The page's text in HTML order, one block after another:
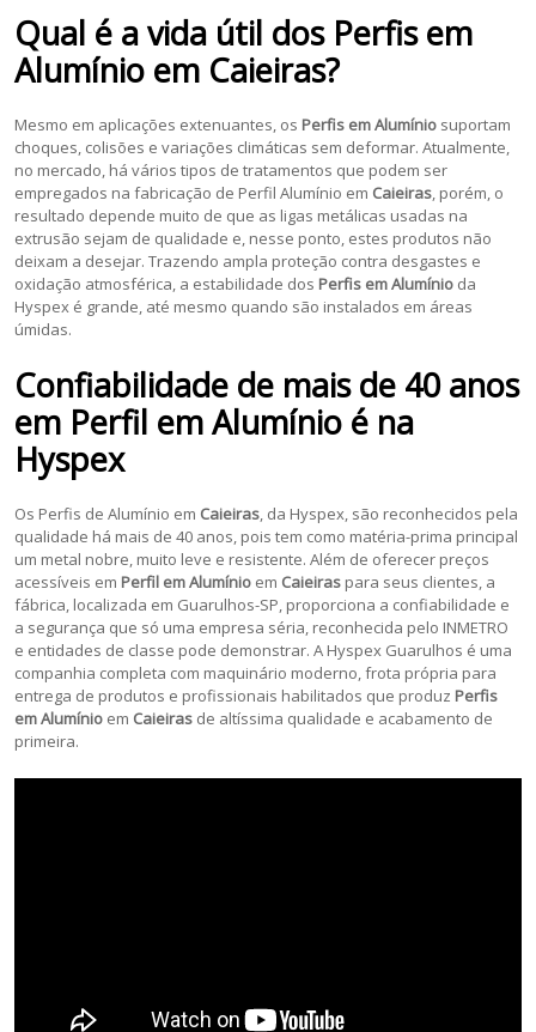
Qual é a vida útil dos Perfis em
Alumínio em Caieiras?
Mesmo em aplicações extenuantes, os Perfis em Alumínio suportam
choques, colisões e variações climáticas sem deformar. Atualmente,
no mercado, há vários tipos de tratamentos que podem ser
empregados na fabricação de Perfil Alumínio em Caieiras, porém, o
resultado depende muito de que as ligas metálicas usadas na
extrusão sejam de qualidade e, nesse ponto, estes produtos não
deixam a desejar. Trazendo ampla proteção contra desgastes e
oxidação atmosférica, a estabilidade dos Perfis em Alumínio da
Hyspex é grande, até mesmo quando são instalados em áreas
úmidas.
Confiabilidade de mais de 40 anos
em Perfil em Alumínio é na
Hyspex
Os Perfis de Alumínio em Caieiras, da Hyspex, são reconhecidos pela
qualidade há mais de 40 anos, pois tem como matéria-prima principal
um metal nobre, muito leve e resistente. Além de oferecer preços
acessíveis em Perfil em Alumínio em Caieiras para seus clientes, a
fábrica, localizada em Guarulhos-SP, proporciona a confiabilidade e
a segurança que só uma empresa séria, reconhecida pelo INMETRO
e entidades de classe pode demonstrar. A Hyspex Guarulhos é uma
companhia completa com maquinário moderno, frota própria para
entrega de produtos e profissionais habilitados que produz Perfis
em Alumínio em Caieiras de altíssima qualidade e acabamento de
primeira.